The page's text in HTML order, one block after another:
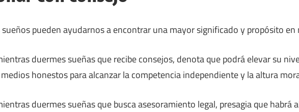
sueños pueden ayudarnos a encontrar una mayor significado y propósito en
duermes sueñas que recibe consejos, denota que podrá elevar su
honestos para alcanzar la competencia independiente y la altura
duermes sueñas que busca asesoramiento legal, presagia que habrá